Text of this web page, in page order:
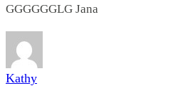
GGGGGGLG Jana
Kathy